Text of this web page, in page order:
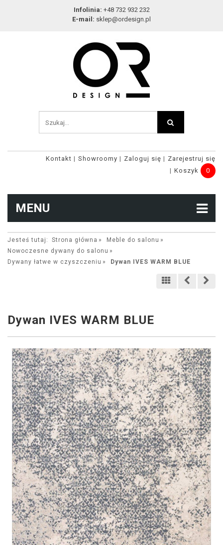
Infolinia: +48 732 932 232
E-mail: sklep@ordesign.pl
Kontakt Showroomy Zaloguj się
Zarejestruj się
Koszyk
0
MENU
Jesteś tutaj: Strona główna
Meble do salonu
Nowoczesne dywany do salonu
Dywany łatwe w czyszczeniu
Dywan IVES WARM BLUE
Dywan IVES WARM BLUE